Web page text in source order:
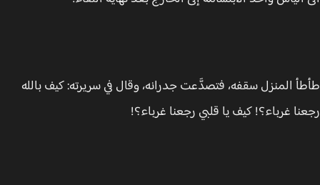
المنزل سقفه، فتصدَّعت جدرانه، وقال في سريرته: كيف بالله
غرباء؟! كيف يا قلبي رجعنا غرباء؟!